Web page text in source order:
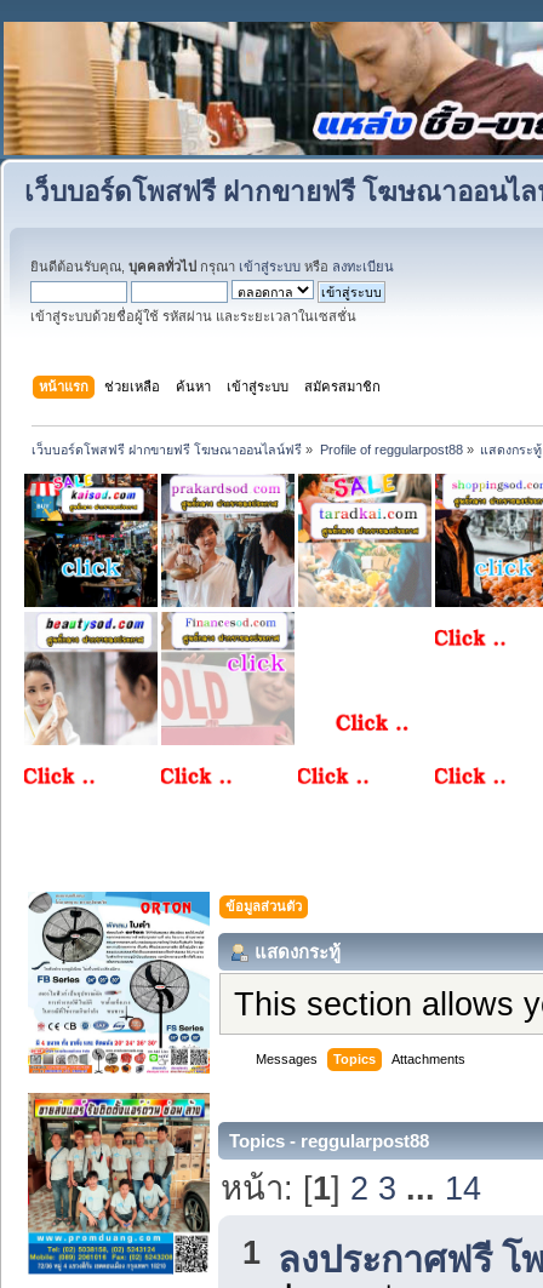
เว็บบอร์ดโพสฟรี ฝากขายฟรี โฆษณาออนไ
ยินดีต้อนรับคุณ, บุคคลทั่วไป กรุณา เข้าสู่ระบบ หรือ ลงทะเบียน
เข้าสู่ระบบด้วยชื่อผู้ใช้ รหัสผ่าน และระยะเวลาในเซสชั่น
หน้าแรก ช่วยเหลือ ค้นหา เข้าสู่ระบบ สมัครสมาชิก
เว็บบอร์ดโพสฟรี ฝากขายฟรี โฆษณาออนไลน์ฟรี » Profile of reggularpost88» แสดงกระทู้
ข้อมูลส่วนตัว
แสดงกระทู้
This section allows
Messages Topics Attachments
Topics - reggularpost88
หน้า: [1] 2 3 ... 14
1 ลงประกาศฟรี